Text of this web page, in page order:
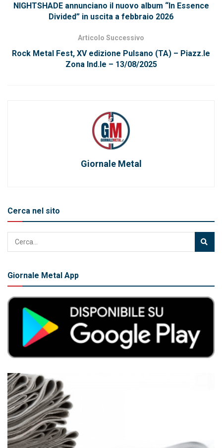
NIGHTSHADE annunciano il nuovo album “In Essence
Divided” in uscita a febbraio 2026
Articolo Successivo
Rock Metal Fest, XV edizione Pulsano (TA) – Piazz.le
Zona Ind.le – 13/08/2025
Giornale Metal
Cerca nel sito
Giornale Metal App